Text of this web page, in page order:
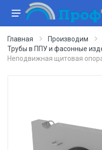
Главная
Производим
Трубы в ППУ и фасонные
Неподвижная щитовая